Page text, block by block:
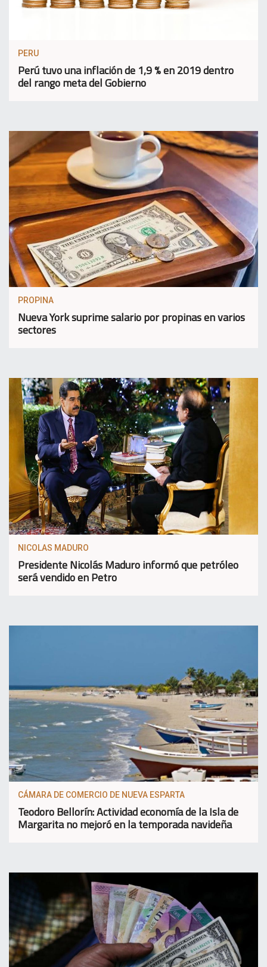
PERU
Perú tuvo una inflación de 1,9 % en 2019 dentro
del rango meta del Gobierno
PROPINA
Nueva York suprime salario por propinas en varios
sectores
NICOLAS MADURO
Presidente Nicolás Maduro informó que petróleo
será vendido en Petro
CÁMARA DE COMERCIO DE NUEVA ESPARTA
Teodoro Bellorín: Actividad economía de la Isla de
Margarita no mejoró en la temporada navideña